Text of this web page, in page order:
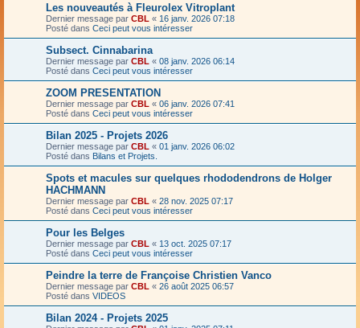
Les nouveautés à Fleurolex Vitroplant
Dernier message par CBL « 16 janv. 2026 07:18
Posté dans Ceci peut vous intéresser
Subsect. Cinnabarina
Dernier message par CBL « 08 janv. 2026 06:14
Posté dans Ceci peut vous intéresser
ZOOM PRESENTATION
Dernier message par CBL « 06 janv. 2026 07:41
Posté dans Ceci peut vous intéresser
Bilan 2025 - Projets 2026
Dernier message par CBL « 01 janv. 2026 06:02
Posté dans Bilans et Projets.
Spots et macules sur quelques rhododendrons de Holger
HACHMANN
Dernier message par CBL « 28 nov. 2025 07:17
Posté dans Ceci peut vous intéresser
Pour les Belges
Dernier message par CBL « 13 oct. 2025 07:17
Posté dans Ceci peut vous intéresser
Peindre la terre de Françoise Christien Vanco
Dernier message par CBL « 26 août 2025 06:57
Posté dans VIDEOS
Bilan 2024 - Projets 2025